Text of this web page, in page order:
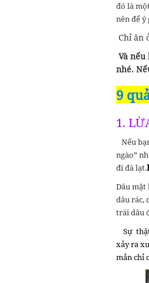
đó là
nên để ý
Chỉ ăn
Và
nhé.
9
1.
Nếu
ngào”
đi đà lạt.
Dâu mặt
dâu rác,
trái dâu
Sự
xảy ra
mắn chỉ